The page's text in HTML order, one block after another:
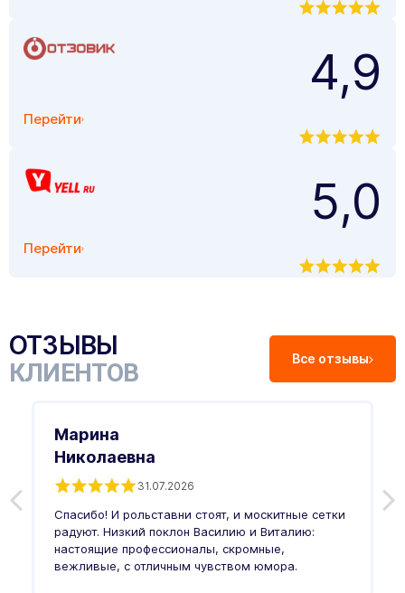
Перейти
4,9
Перейти
5,0
ОТЗЫВЫ
КЛИЕНТОВ Все отзывы
Марина
Николаевна
31.07.2026
Спасибо! И рольставни стоят, и москитные сетки
радуют. Низкий поклон Василию и Виталию:
настоящие профессионалы, скромные,
вежливые, с отличным чувством юмора.